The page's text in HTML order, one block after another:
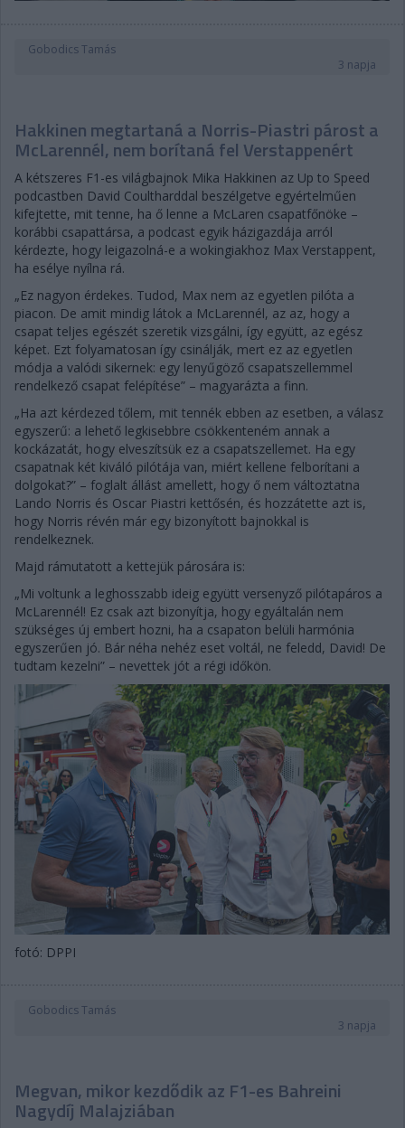
Gobodics Tamás
3 napja
Hakkinen megtartaná a Norris-Piastri párost a
McLarennél, nem borítaná fel Verstappenért
A kétszeres F1-es világbajnok Mika Hakkinen az Up to Speed
podcastben David Coultharddal beszélgetve egyértelműen
kifejtette, mit tenne, ha ő lenne a McLaren csapatfőnöke –
korábbi csapattársa, a podcast egyik házigazdája arról
kérdezte, hogy leigazolná-e a wokingiakhoz Max Verstappent,
ha esélye nyílna rá.
„Ez nagyon érdekes. Tudod, Max nem az egyetlen pilóta a
piacon. De amit mindig látok a McLarennél, az az, hogy a
csapat teljes egészét szeretik vizsgálni, így együtt, az egész
képet. Ezt folyamatosan így csinálják, mert ez az egyetlen
módja a valódi sikernek: egy lenyűgöző csapatszellemmel
rendelkező csapat felépítése” – magyarázta a finn.
„Ha azt kérdezed tőlem, mit tennék ebben az esetben, a válasz
egyszerű: a lehető legkisebbre csökkenteném annak a
kockázatát, hogy elveszítsük ez a csapatszellemet. Ha egy
csapatnak két kiváló pilótája van, miért kellene felborítani a
dolgokat?” – foglalt állást amellett, hogy ő nem változtatna
Lando Norris és Oscar Piastri kettősén, és hozzátette azt is,
hogy Norris révén már egy bizonyított bajnokkal is
rendelkeznek.
Majd rámutatott a kettejük párosára is:
„Mi voltunk a leghosszabb ideig együtt versenyző pilótapáros a
McLarennél! Ez csak azt bizonyítja, hogy egyáltalán nem
szükséges új embert hozni, ha a csapaton belüli harmónia
egyszerűen jó. Bár néha nehéz eset voltál, ne feledd, David! De
tudtam kezelni” – nevettek jót a régi időkön.
fotó: DPPI
Gobodics Tamás
3 napja
Megvan, mikor kezdődik az F1-es Bahreini
Nagydíj Malajziában